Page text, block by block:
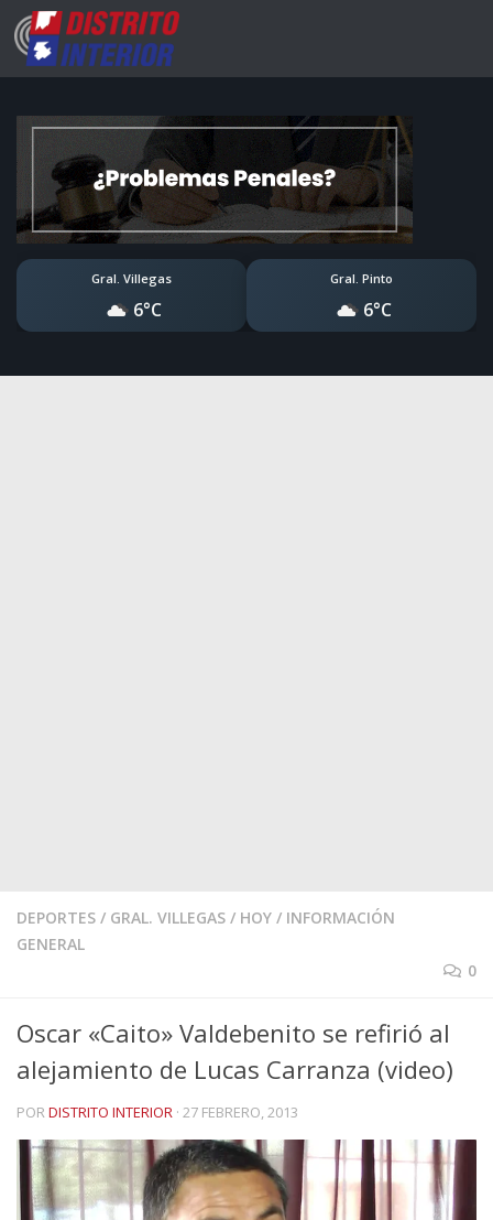
Gral. Villegas
6°C
Gral. Pinto
6°C
DEPORTES / GRAL. VILLEGAS / HOY / INFORMACIÓN
GENERAL
0
Oscar «Caito» Valdebenito se refirió al
alejamiento de Lucas Carranza (video)
PORDISTRITO INTERIOR · 27 FEBRERO, 2013